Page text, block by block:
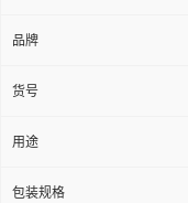
品牌
货号
用途
包装规格